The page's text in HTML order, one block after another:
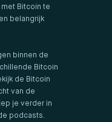
Bitcoin te
belangrijk
binnen de
Bitcoin
de Bitcoin
van de
je verder in
podcasts.